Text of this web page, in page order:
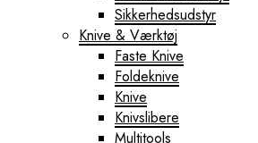
Sikkerhedsudstyr
Knive & Værktøj
Faste Knive
Foldeknive
Knive
Knivslibere
Multitools